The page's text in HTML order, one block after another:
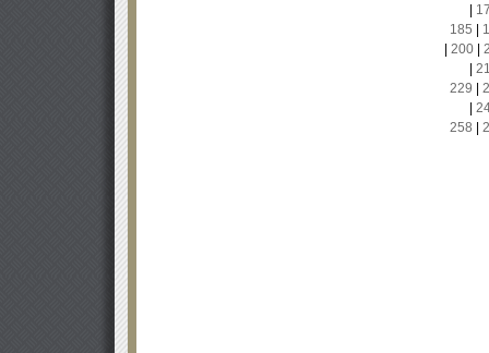
185
200|
229
258